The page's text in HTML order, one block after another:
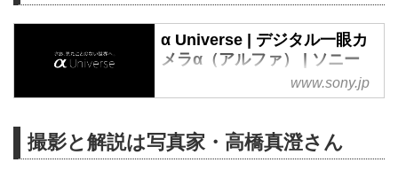
α Universe | デジタル一眼カ
メラα（アルファ） | ソニー
ソニーのデジタル一眼カメラ
カメラ Cyber-shot サイバーショ
ットで撮影された写真や映像作
www.sony.jp
撮影と解説は写真家・高橋真澄さん